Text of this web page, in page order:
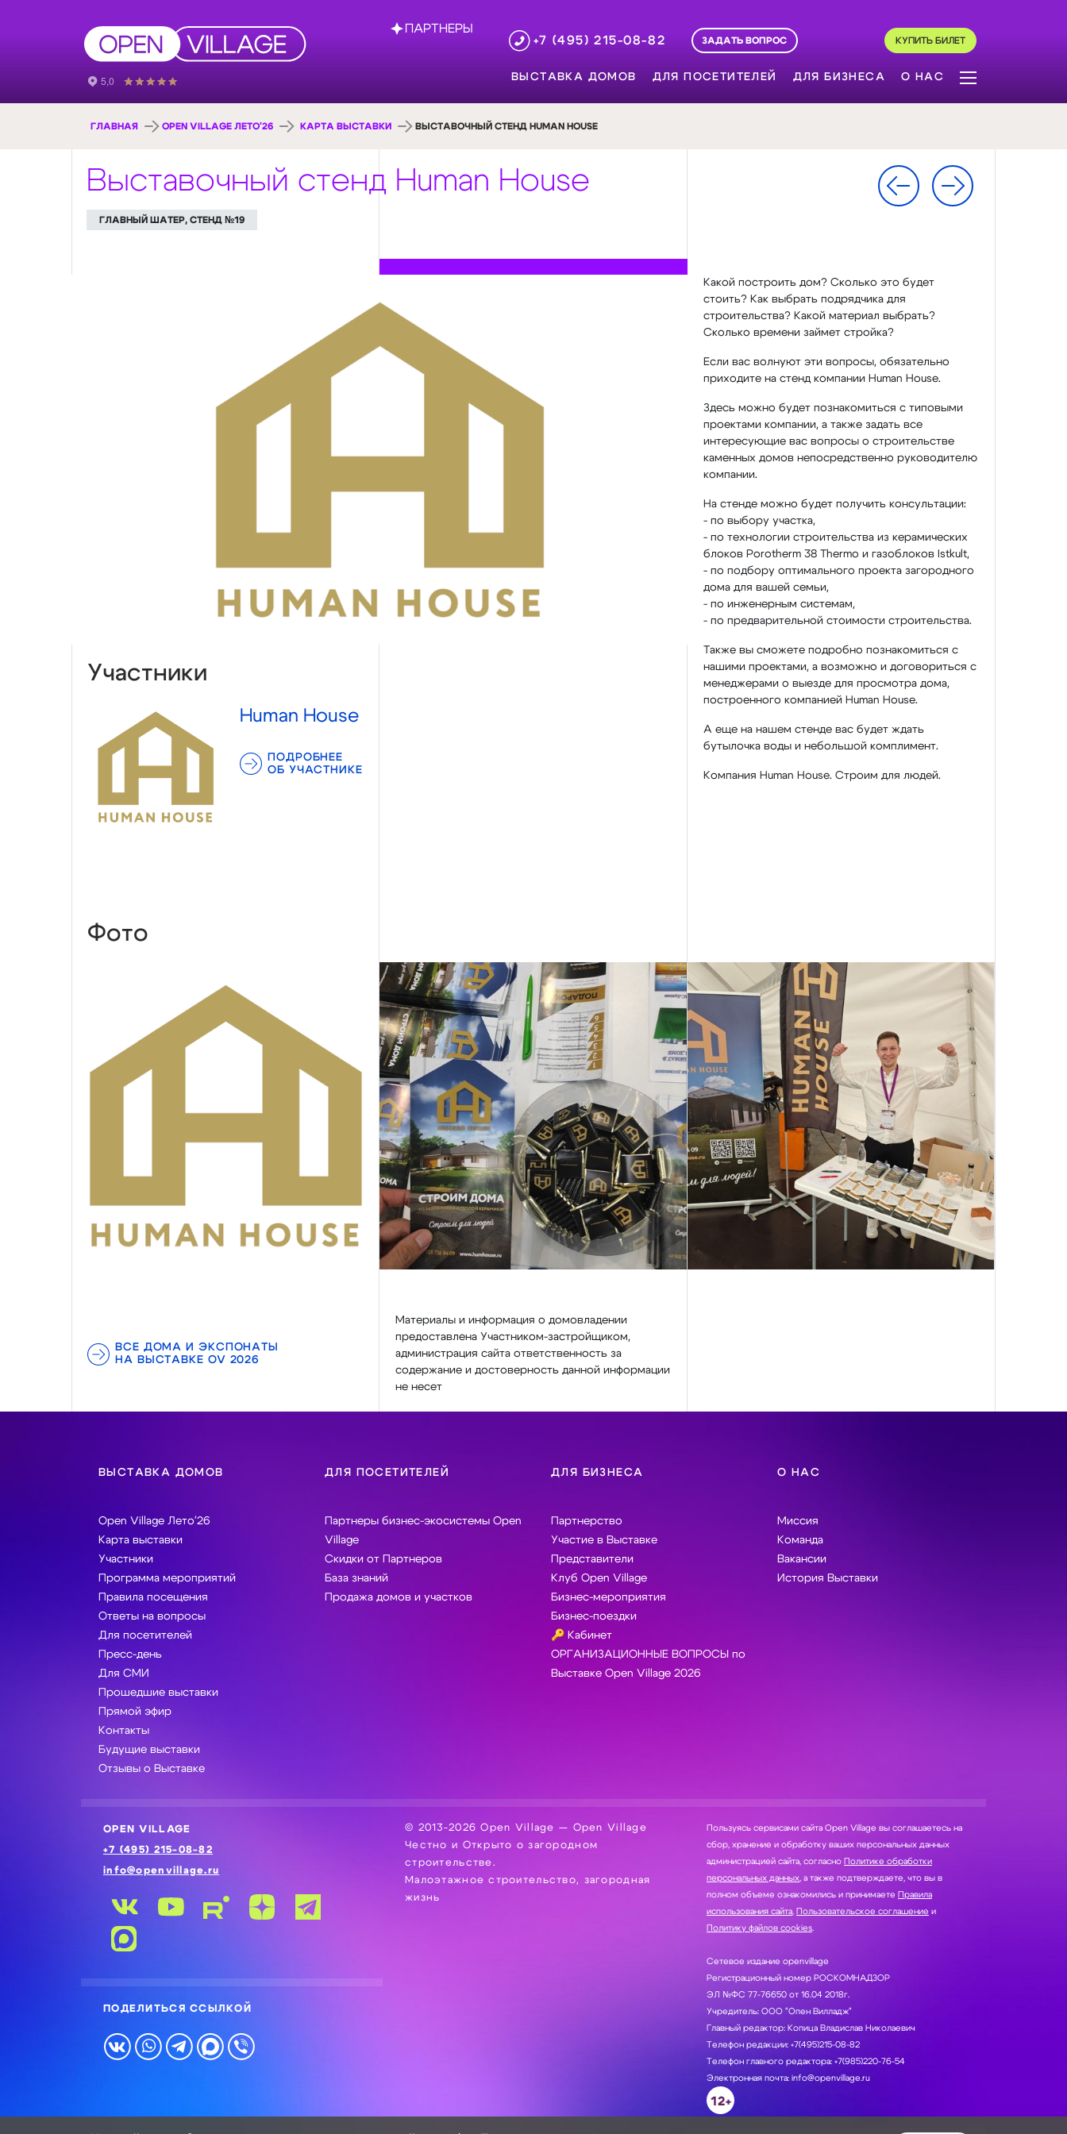
ПАРТНЕРЫ
+7 (495) 215-08-82
ЗАДАТЬ ВОПРОС КУПИТЬ БИЛЕТ
ВЫСТАВКА ДОМОВ ДЛЯ ПОСЕТИТЕЛЕЙ ДЛЯ БИЗНЕСА О НАС
ГЛАВНАЯ OPEN VILLAGE ЛЕТО'26 КАРТА ВЫСТАВКИ ВЫСТАВОЧНЫЙ СТЕНД HUMAN HOUSE
Выставочный стенд Human House
ГЛАВНЫЙ ШАТЕР, СТЕНД №19
Участники
Human House
ПОДРОБНЕЕ
ОБ УЧАСТНИКЕ
Какой построить дом? Сколько это будет
стоить? Как выбрать подрядчика для
строительства? Какой материал выбрать?
Сколько времени займет стройка?
Если вас волнуют эти вопросы, обязательно
приходите на стенд компании Human House.
Здесь можно будет познакомиться с типовыми
проектами компании, а также задать все
интересующие вас вопросы о строительстве
каменных домов непосредственно руководителю
компании.
На стенде можно будет получить консультации:
- по выбору участка,
- по технологии строительства из керамических
блоков Porotherm 38 Thermo и газоблоков Istkult,
- по подбору оптимального проекта загородного
дома для вашей семьи,
- по инженерным системам,
- по предварительной стоимости строительства.
Также вы сможете подробно познакомиться с
нашими проектами, а возможно и договориться с
менеджерами о выезде для просмотра дома,
построенного компанией Human House.
А еще на нашем стенде вас будет ждать
бутылочка воды и небольшой комплимент.
Компания Human House. Строим для людей.
Фото
ВСЕ ДОМА И ЭКСПОНАТЫ
НА ВЫСТАВКЕ OV 2026
Материалы и информация о домовладении
предоставлена Участником-застройщиком,
администрация сайта ответственность за
содержание и достоверность данной информации
не несет
ВЫСТАВКА ДОМОВ
Open Village Лето'26
Карта выставки
Участники
Программа мероприятий
Правила посещения
Ответы на вопросы
Для посетителей
Пресс-день
Для СМИ
Прошедшие выставки
Прямой эфир
Контакты
Будущие выставки
Отзывы о Выставке
ДЛЯ ПОСЕТИТЕЛЕЙ
Партнеры бизнес-экосистемы Open
Village
Скидки от Партнеров
База знаний
Продажа домов и участков
ДЛЯ БИЗНЕСА
Партнерство
Участие в Выставке
Представители
Клуб Open Village
Бизнес-мероприятия
Бизнес-поездки
🔑 Кабинет
ОРГАНИЗАЦИОННЫЕ ВОПРОСЫ по
Выставке Open Village 2026
О НАС
Миссия
Команда
Вакансии
История Выставки
OPEN VILLAGE
+7 (495) 215-08-82
info@openvillage.ru
ПОДЕЛИТЬСЯ ССЫЛКОЙ
© 2013-2026 Open Village — Open Village
Честно и Открыто о загородном
строительстве.
Малоэтажное строительство, загородная
жизнь
Пользуясь сервисами сайта Open Village вы соглашаетесь на
сбор, хранение и обработку ваших персональных данных
администрацией сайта, согласно Политике обработки
персональных данных, а также подтверждаете, что вы в
полном объеме ознакомились и принимаете Правила
использования сайта, Пользовательское соглашение и
Политику файлов cookies.
Сетевое издание openvillage
Регистрационный номер РОСКОМНАДЗОР
ЭЛ №ФС 77-76650 от 16.04 2018г.
Учредитель: ООО "Опен Вилладж"
Главный редактор: Копица Владислав Николаевич
Телефон редакции: +7(495)215-08-82
Телефон главного редактора: +7(985)220-76-54
Электронная почта: info@openvillage.ru
12+